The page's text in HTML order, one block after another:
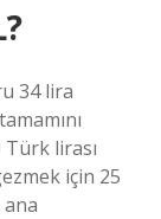
34 lira
lirası
için 25
ana